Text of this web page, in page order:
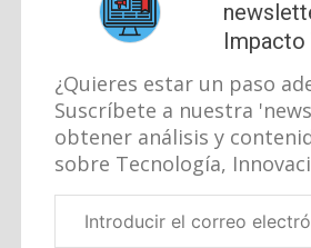
Impacto
¿Quieres estar un paso
Suscríbete a nuestra
obtener análisis y
sobre Tecnología,
electrónico